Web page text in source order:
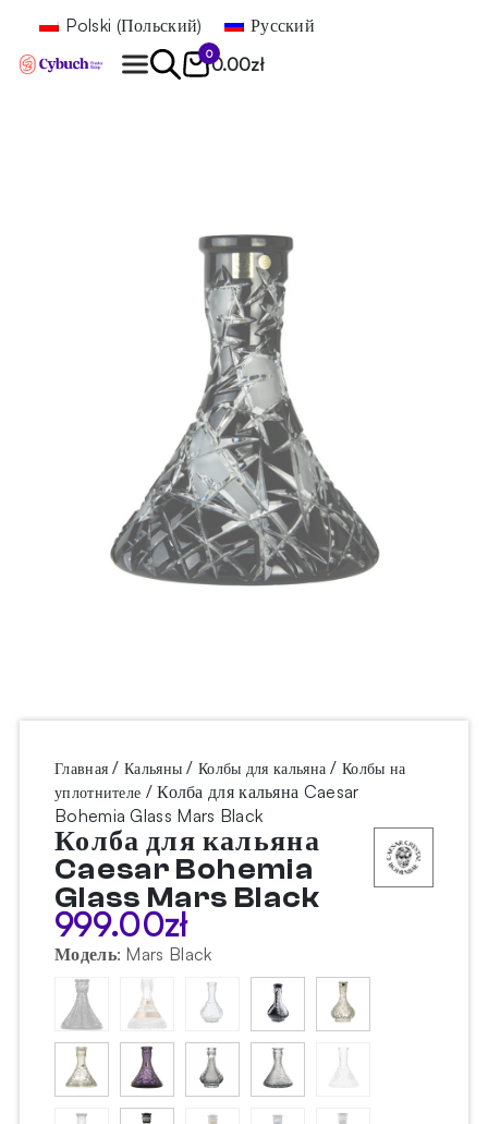
Polski (Польский) Русский
0
0.00zł
Главная /Кальяны /Колбы для кальяна /Колбы на
уплотнителе / Колба для кальяна Caesar
Bohemia Glass Mars Black
Колба для кальяна
Caesar Bohemia
Glass Mars Black
999.00zł
Модель: Mars Black